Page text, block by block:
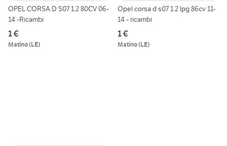
OPEL CORSA D S07 1.2 80CV 06-
14 -Ricambi
1 €
Matino(LE)
Opel corsa d s07 1.2 lpg 86cv 11-
14 - ricambi
1 €
Matino(LE)